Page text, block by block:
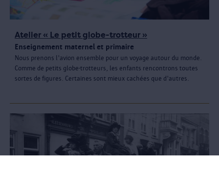
Atelier « Le petit globe-trotteur »
Enseignement maternel et primaire
Nous prenons l'avion ensemble pour un voyage autour du monde.
Comme de petits globe-trotteurs, les enfants rencontrons toutes
sortes de figures. Certaines sont mieux cachées que d'autres.